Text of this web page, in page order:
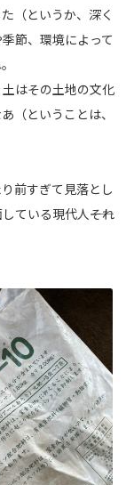
（というか、深く
節、環境によって
はその土地の文化
（ということは、
前すぎて見落とし
ている現代人――それ